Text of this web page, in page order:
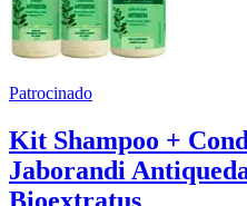
Patrocinado
Kit Shampoo +
Jaborandi
Bioextratus